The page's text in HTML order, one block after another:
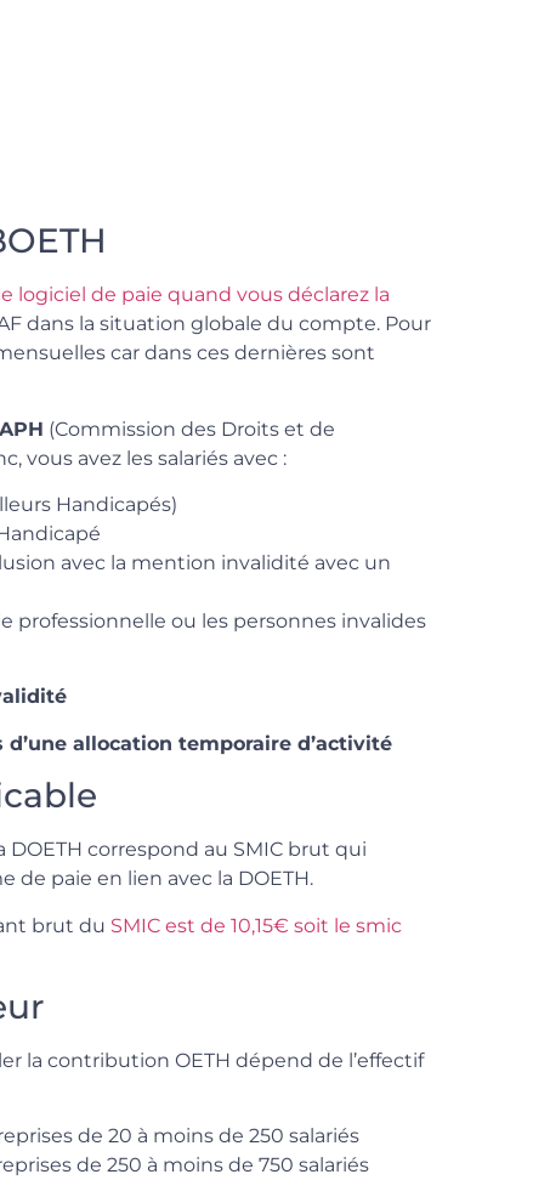
de paie quand vous déclarez la
dans la situation globale du compte. Pour
car dans ces dernières sont
(Commission des Droits et de
vous avez les salariés avec :
Handicapés)
avec la mention invalidité avec un
professionnelle ou les personnes invalides
allocation temporaire d’activité
correspond au SMIC brut qui
de paie en lien avec la DOETH.
brut du SMIC est de 10,15€ soit le smic
la contribution OETH dépend de l’effectif
de 20 à moins de 250 salariés
de 250 à moins de 750 salariés